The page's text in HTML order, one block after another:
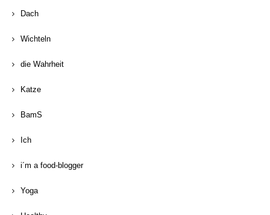
Dach
Wichteln
die Wahrheit
Katze
BamS
Ich
i´m a food-blogger
Yoga